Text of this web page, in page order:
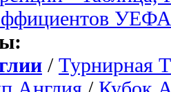
УЕФА
/ Турнирная